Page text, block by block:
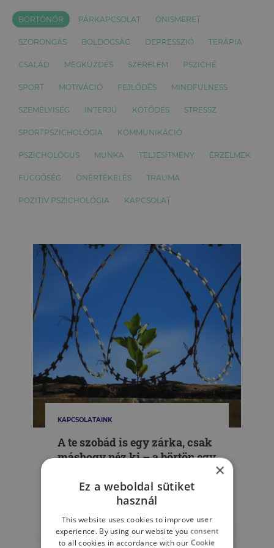
BÖRTÖNŐR PÁRKAPCSOLAT ÖNISMERET
SZORONGÁS BOLDOGSÁG DEPRESSZIÓ TERÁPIA
CSALÁD MEGKÜZDÉS SZERELEM PSZICHÉ
SPORT MOTIVÁCIÓ FEJLŐDÉS MINDFULNESS
SZEMÉLYISÉG INTERJÚ KÖTŐDÉS STRESSZ
SPORTPSZICHOLÓGIA KOMMUNIKÁCIÓ
PSZICHOLÓGUS MUNKA TELJESÍTMÉNY ÉRZELMEK
FÜGGŐSÉG ÖNÉRTÉKELÉS TRAUMA
POZITÍV PSZICHOLÓGIA KAPCSOLAT
KAPCSOLATAINK
A te szobád is egy zárka, csak
máshogy néz ki – a börtön egy
×
Ez a weboldal sütiket
használ
This website uses cookies to improve user
experience. By using our website you consent
to all cookies in accordance with our Cookie